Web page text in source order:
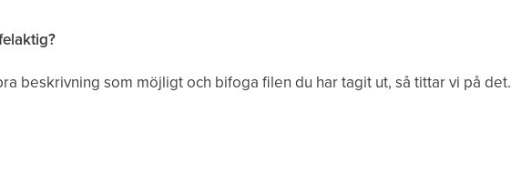
beskrivning som möjligt och bifoga filen du har tagit ut, så tittar vi på det.